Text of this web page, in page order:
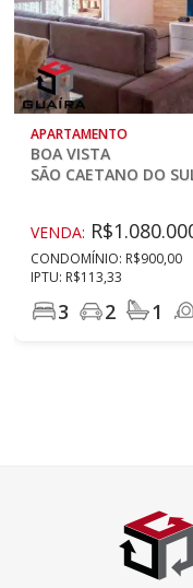
APARTAMENTO
BOA VISTA
SÃO CAETANO DO
VENDA:
CONDOMÍNIO: R$900,00
IPTU: R$113,33
3 2 1